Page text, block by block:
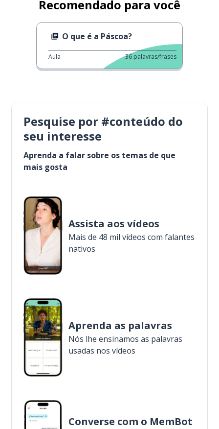
Recomendado para você
O que é a Páscoa?
Aula 36 palavras/frases
Pesquise por #conteúdo do
seu interesse
Aprenda a falar sobre os temas de que
mais gosta
Assista aos vídeos
Mais de 48 mil vídeos com falantes
nativos
Aprenda as palavras
Nós lhe ensinamos as palavras
usadas nos vídeos
Converse com o MemBot